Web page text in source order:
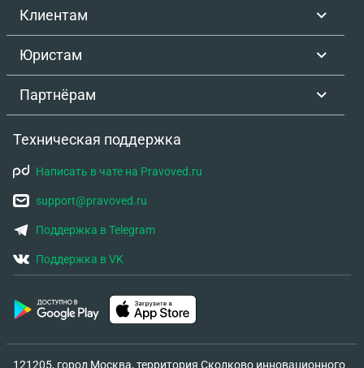
Клиентам
Юристам
Партнёрам
Техническая поддержка
Написать в чате на Pravoved.ru
support@pravoved.ru
Поддержка в Telegram
Поддержка в VK
121205, город Москва, территория Сколково инновационного